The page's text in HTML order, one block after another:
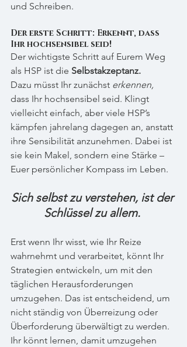
und Schreiben.
Der erste Schritt: Erkennt, dass
Ihr hochsensibel seid!
Der wichtigste Schritt auf Eurem Weg
als HSP ist die Selbstakzeptanz.
Dazu müsst Ihr zunächst erkennen,
dass Ihr hochsensibel seid. Klingt
vielleicht einfach, aber viele HSP’s
kämpfen jahrelang dagegen an, anstatt
ihre Sensibilität anzunehmen. Dabei ist
sie kein Makel, sondern eine Stärke –
Euer persönlicher Kompass im Leben.
Sich selbst zu verstehen, ist der
Schlüssel zu allem.
Erst wenn Ihr wisst, wie Ihr Reize
wahrnehmt und verarbeitet, könnt Ihr
Strategien entwickeln, um mit den
täglichen Herausforderungen
umzugehen. Das ist entscheidend, um
nicht ständig von Überreizung oder
Überforderung überwältigt zu werden.
Ihr könnt lernen, damit umzugehen